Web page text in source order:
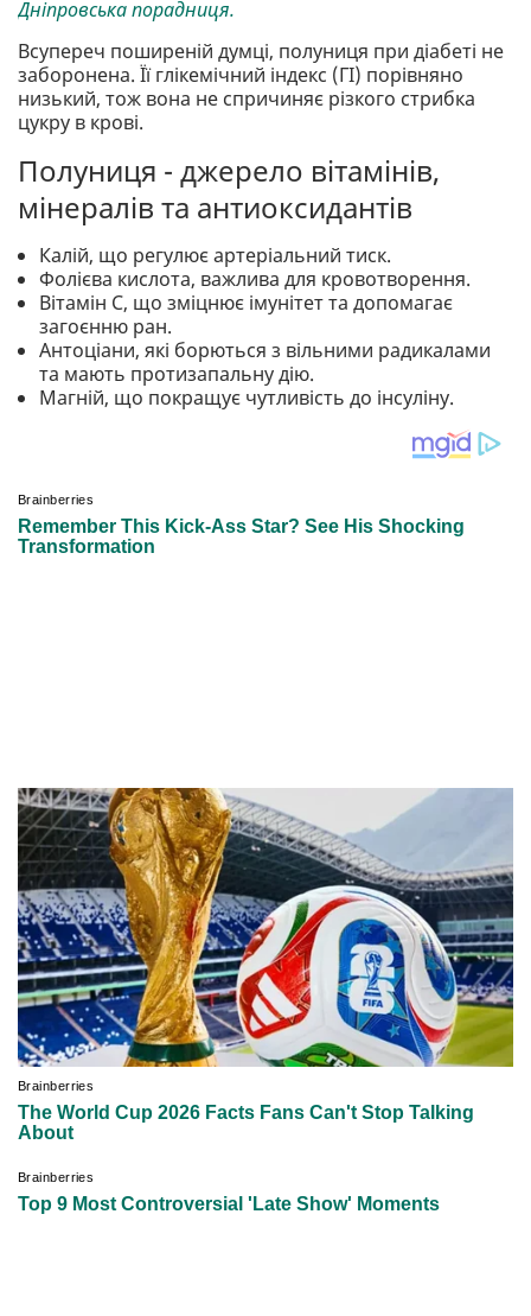
Дніпровська порадниця.
Всупереч поширеній думці, полуниця при діабеті не
заборонена. Її глікемічний індекс (ГІ) порівняно
низький, тож вона не спричиняє різкого стрибка
цукру в крові.
Полуниця - джерело вітамінів,
мінералів та антиоксидантів
Калій, що регулює артеріальний тиск.
Фолієва кислота, важлива для кровотворення.
Вітамін С, що зміцнює імунітет та допомагає
загоєнню ран.
Антоціани, які борються з вільними радикалами
та мають протизапальну дію.
Магній, що покращує чутливість до інсуліну.